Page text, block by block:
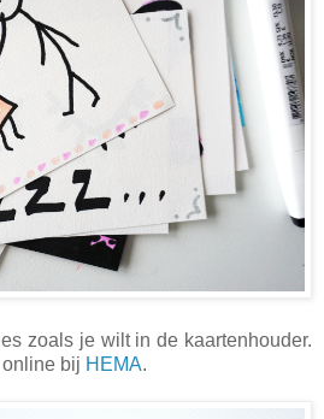
zoals je wilt in de kaartenhouder.
bij HEMA.